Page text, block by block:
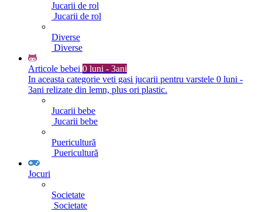
Jucarii de rol
Jucarii de rol
Diverse
Diverse
Articole bebei 0 luni - 3ani
In aceasta categorie veti gasi jucarii pentru varstele 0 luni -
3ani relizate din lemn, plus ori plastic.
Jucarii bebe
Jucarii bebe
Puericultură
Puericultură
Jocuri
Societate
Societate